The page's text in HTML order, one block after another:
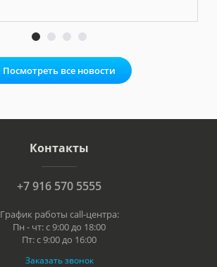
Посмотреть все новости
Контакты
+7 916 570 5555
График работы call-центра:
Пн - чт: с 9:00 до 18:00
Пт: с 9:00 до 16:00
Заказать звонок